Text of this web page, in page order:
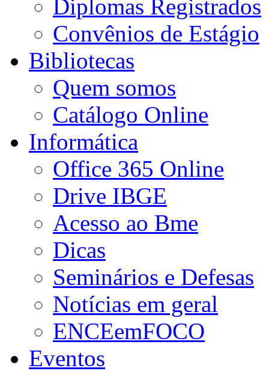
Diplomas Registrados
Convênios de Estágio
Bibliotecas
Quem somos
Catálogo Online
Informática
Office 365 Online
Drive IBGE
Acesso ao Bme
Dicas
Seminários e Defesas
Notícias em geral
ENCEemFOCO
Eventos